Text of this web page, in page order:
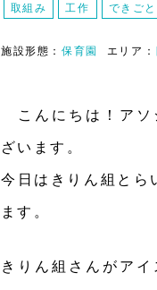
取組み 工作 できごと
施設形態： 保育園 エリア：
こんにちは！アソ
ざいます。
今日はきりん組とら
ます。
きりん組さんがア